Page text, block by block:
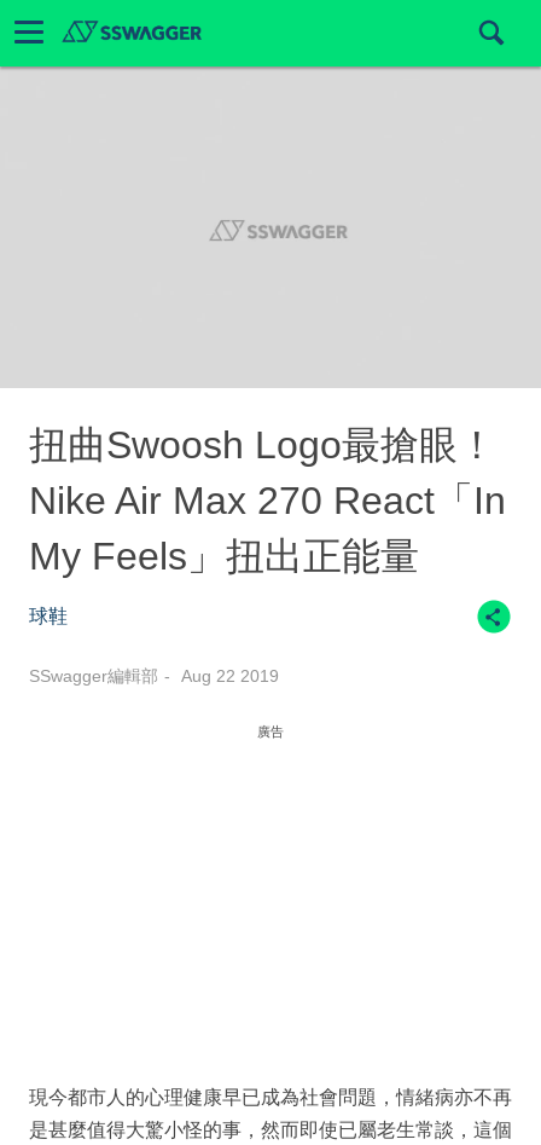
扭曲Swoosh Logo最搶眼！
Nike Air Max 270 React「In
My Feels」扭出正能量
球鞋
SSwagger編輯部 Aug 22 2019
廣告
現今都市人的心理健康早已成為社會問題，情緒病亦不再
是甚麼值得大驚小怪的事，然而即使已屬老生常談，這個